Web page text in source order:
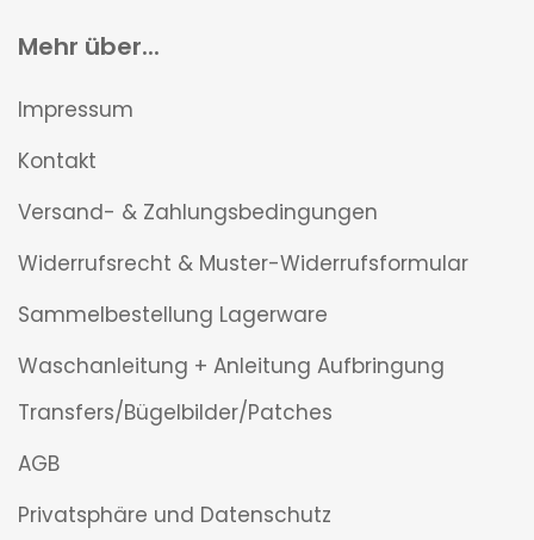
Mehr über...
Impressum
Kontakt
Versand- & Zahlungsbedingungen
Widerrufsrecht & Muster-Widerrufsformular
Sammelbestellung Lagerware
Waschanleitung + Anleitung Aufbringung
Transfers/Bügelbilder/Patches
AGB
Privatsphäre und Datenschutz